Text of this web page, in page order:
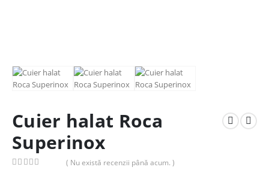
Cuier halat Roca
Superinox
( Nu există recenzii până acum. )